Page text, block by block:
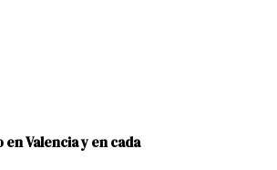
Valencia y en cada